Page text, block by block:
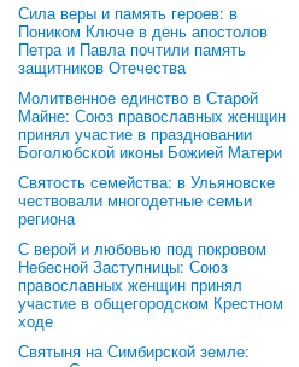
Сила веры и память героев: в
Поником Ключе в день апостолов
Петра и Павла почтили память
защитников Отечества
Молитвенное единство в Старой
Майне: Союз православных женщин
принял участие в праздновании
Боголюбской иконы Божией Матери
Святость семейства: в Ульяновске
чествовали многодетные семьи
региона
С верой и любовью под покровом
Небесной Заступницы: Союз
православных женщин принял
участие в общегородском Крестном
ходе
Святыня на Симбирской земле: